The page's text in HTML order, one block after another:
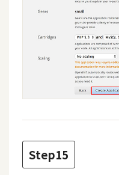
Step15